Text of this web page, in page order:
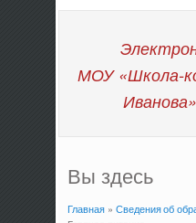
МОУ «Школа-
Иванова»
Вы здесь
Главная» Сведения об